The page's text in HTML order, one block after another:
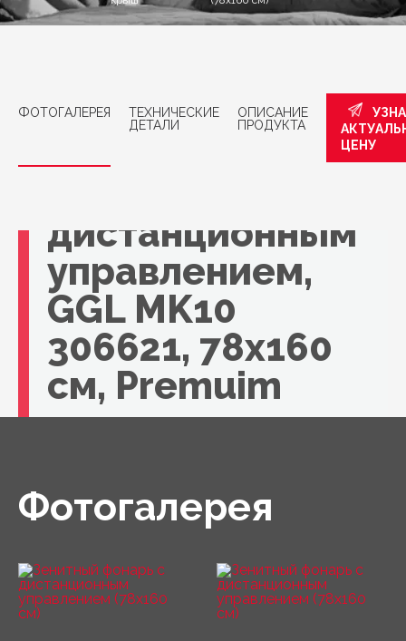
ФОТОГАЛЕРЕЯ
ТЕХНИЧЕСКИЕ
ДЕТАЛИ
ОПИСАНИЕ
ПРОДУКТА
ЦЕНУ
Мансардное
дистанционным
управлением,
GGL MK10
306621, 78x160
см, Premuim
Фотогалерея